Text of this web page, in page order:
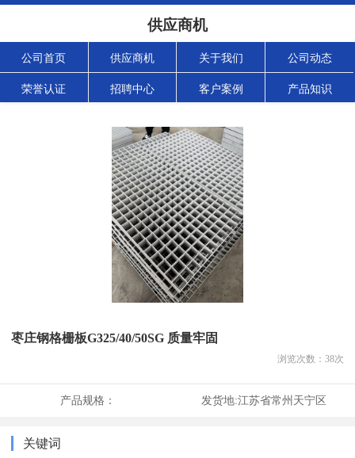
供应商机
公司首页 供应商机 关于我们 公司动态
荣誉认证 招聘中心 客户案例 产品知识
枣庄钢格栅板G325/40/50SG 质量牢固
浏览次数： 38次
产品规格： 发货地:江苏省常州天宁区
关键词